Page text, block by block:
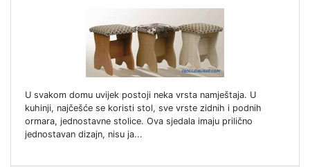
U svakom domu uvijek postoji neka vrsta namještaja. U
kuhinji, najčešće se koristi stol, sve vrste zidnih i podnih
ormara, jednostavne stolice. Ova sjedala imaju prilično
jednostavan dizajn, nisu ja...